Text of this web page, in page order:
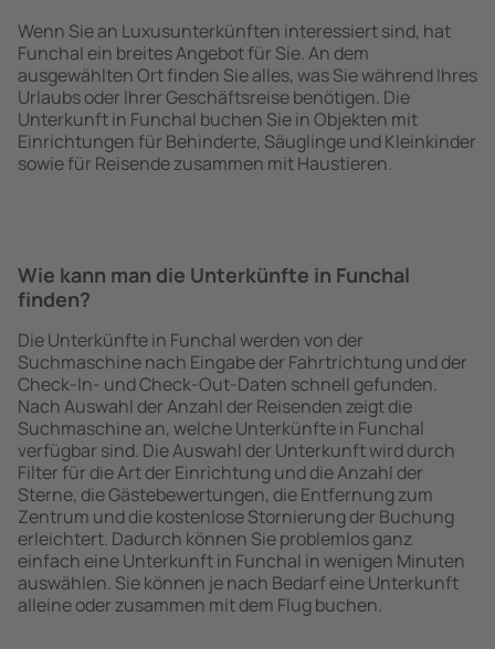
Wenn Sie an Luxusunterkünften interessiert sind, hat
Funchal ein breites Angebot für Sie. An dem
ausgewählten Ort finden Sie alles, was Sie während Ihres
Urlaubs oder Ihrer Geschäftsreise benötigen. Die
Unterkunft in Funchal buchen Sie in Objekten mit
Einrichtungen für Behinderte, Säuglinge und Kleinkinder
sowie für Reisende zusammen mit Haustieren.
Wie kann man die Unterkünfte in Funchal
finden?
Die Unterkünfte in Funchal werden von der
Suchmaschine nach Eingabe der Fahrtrichtung und der
Check-In- und Check-Out-Daten schnell gefunden.
Nach Auswahl der Anzahl der Reisenden zeigt die
Suchmaschine an, welche Unterkünfte in Funchal
verfügbar sind. Die Auswahl der Unterkunft wird durch
Filter für die Art der Einrichtung und die Anzahl der
Sterne, die Gästebewertungen, die Entfernung zum
Zentrum und die kostenlose Stornierung der Buchung
erleichtert. Dadurch können Sie problemlos ganz
einfach eine Unterkunft in Funchal in wenigen Minuten
auswählen. Sie können je nach Bedarf eine Unterkunft
alleine oder zusammen mit dem Flug buchen.